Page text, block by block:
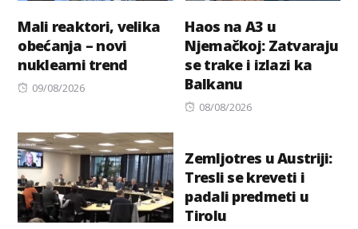
Mali reaktori, velika
obećanja – novi
nuklearni trend
Posted
09/08/2026
Haos na A3 u
Njemačkoj: Zatvaraju
se trake i izlazi ka
Balkanu
Posted
08/08/2026
Zemljotres u Austriji:
Tresli se kreveti i
padali predmeti u
Tirolu